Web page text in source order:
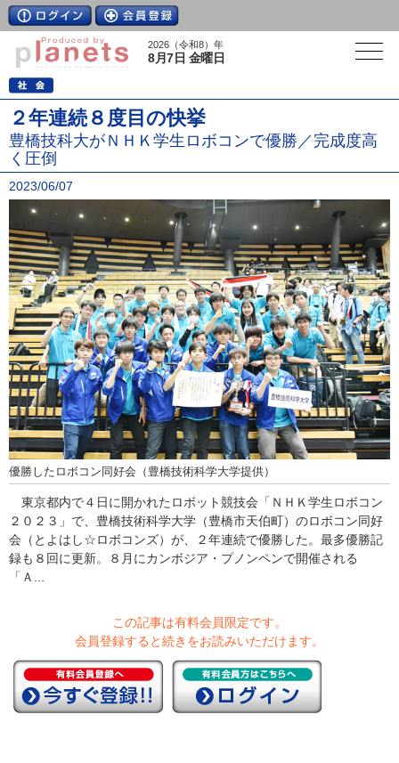
2026（令和8）年
8月7日 金曜日
２年連続８度目の快挙
豊橋技科大がＮＨＫ学生ロボコンで優勝／完成度高
く圧倒
2023/06/07
優勝したロボコン同好会（豊橋技術科学大学提供）
東京都内で４日に開かれたロボット競技会「ＮＨＫ学生ロボコン
２０２３」で、豊橋技術科学大学（豊橋市天伯町）のロボコン同好
会（とよはし☆ロボコンズ）が、２年連続で優勝した。最多優勝記
録も８回に更新。８月にカンボジア・プノンペンで開催される
「Ａ...
この記事は有料会員限定です。
会員登録すると続きをお読みいただけます。